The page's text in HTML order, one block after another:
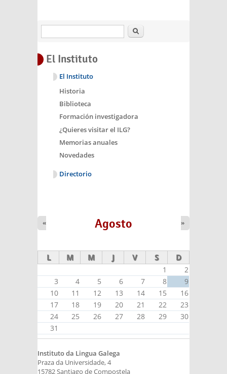
Buscar
El Instituto
El Instituto
Historia
Biblioteca
Formación investigadora
¿Quieres visitar el ILG?
Memorias anuales
Novedades
Directorio
Agosto
« »
L M M J V S D
1
2
3
4 5 6 7 8
9
10
11 12 13 14 15
16
17
18 19 20 21 22
23
24
25 26 27 28 29
30
31
Instituto da Lingua Galega
Praza da Universidade, 4
15782 Santiago de Compostela